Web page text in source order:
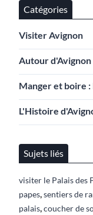
Catégories
Visiter Avignon
Autour d'Avignon
Manger et boire :
L'Histoire
Sujets liés
visiter le Palais des
papes,sentiers de
palais,coucher de